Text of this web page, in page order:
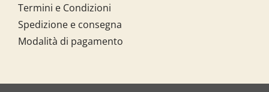
Termini e Condizioni
Spedizione e consegna
Modalità di pagamento